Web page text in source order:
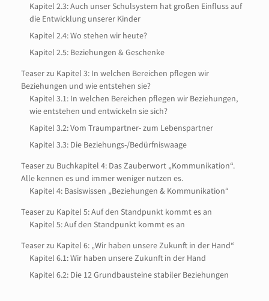
Kapitel 2.3: Auch unser Schulsystem hat großen Einfluss auf
die Entwicklung unserer Kinder
Kapitel 2.4: Wo stehen wir heute?
Kapitel 2.5: Beziehungen & Geschenke
Teaser zu Kapitel 3: In welchen Bereichen pflegen wir
Beziehungen und wie entstehen sie?
Kapitel 3.1: In welchen Bereichen pflegen wir Beziehungen,
wie entstehen und entwickeln sie sich?
Kapitel 3.2: Vom Traumpartner- zum Lebenspartner
Kapitel 3.3: Die Beziehungs-/Bedürfniswaage
Teaser zu Buchkapitel 4: Das Zauberwort „Kommunikation“.
Alle kennen es und immer weniger nutzen es.
Kapitel 4: Basiswissen „Beziehungen & Kommunikation“
Teaser zu Kapitel 5: Auf den Standpunkt kommt es an
Kapitel 5: Auf den Standpunkt kommt es an
Teaser zu Kapitel 6: „Wir haben unsere Zukunft in der Hand“
Kapitel 6.1: Wir haben unsere Zukunft in der Hand
Kapitel 6.2: Die 12 Grundbausteine stabiler Beziehungen